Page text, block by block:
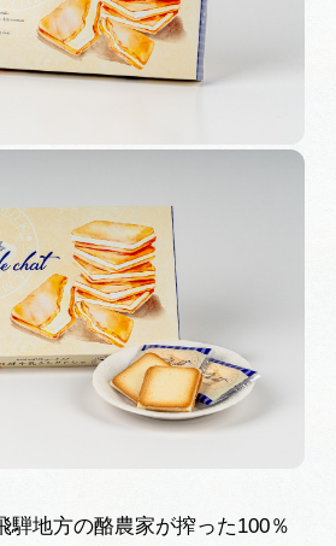
ト「ＶＩＳＩＴ岐阜県」
ドア観光キャンペーン
タベース
騨地方の酪農家が搾った100％